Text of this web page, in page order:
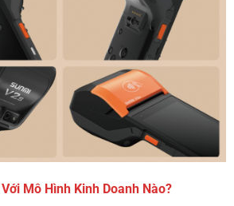
Mô Hình Kinh Doanh Nào?